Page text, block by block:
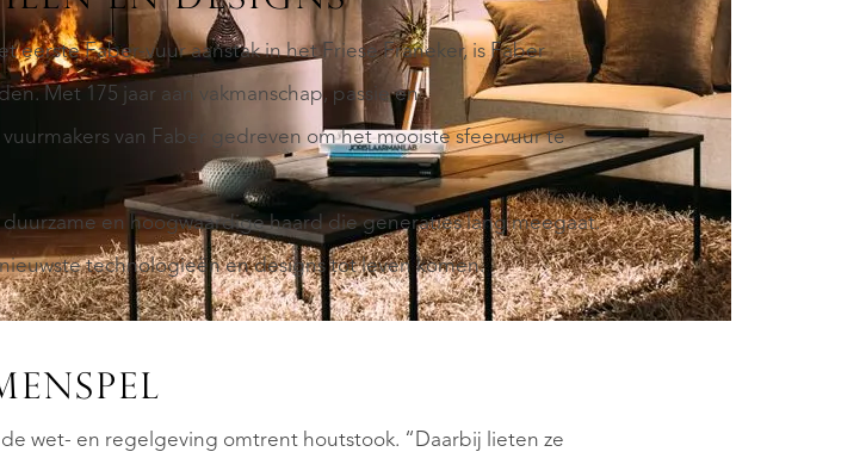
eerste Faber-vuur aanstak in het Friese Franeker, is Faber
Met 175 jaar aan vakmanschap, passie en
van Faber gedreven om het mooiste sfeervuur te
en hoogwaardige haard die generaties lang meegaat.
technologieën en designs tot leven komen.
wet- en regelgeving omtrent houtstook. “Daarbij lieten ze